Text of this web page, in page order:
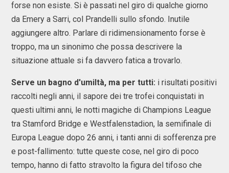
forse non esiste. Si è passati nel giro di qualche giorno
da Emery a Sarri, col Prandelli sullo sfondo. Inutile
aggiungere altro. Parlare di ridimensionamento forse è
troppo, ma un sinonimo che possa descrivere la
situazione attuale si fa davvero fatica a trovarlo.
Serve un bagno d'umiltà, ma per tutti: i risultati positivi
raccolti negli anni, il sapore dei tre trofei conquistati in
questi ultimi anni, le notti magiche di Champions League
tra Stamford Bridge e Westfalenstadion, la semifinale di
Europa League dopo 26 anni, i tanti anni di sofferenza pre
e post-fallimento: tutte queste cose, nel giro di poco
tempo, hanno di fatto stravolto la figura del tifoso che